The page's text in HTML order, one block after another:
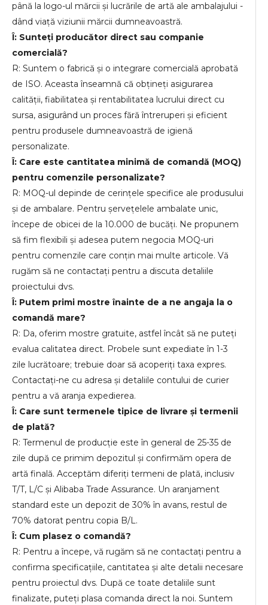
până la logo-ul mărcii și lucrările de artă ale ambalajului -
dând viață viziunii mărcii dumneavoastră.
Î: Sunteți producător direct sau companie
comercială?
R: Suntem o fabrică și o integrare comercială aprobată
de ISO. Aceasta înseamnă că obțineți asigurarea
calității, fiabilitatea și rentabilitatea lucrului direct cu
sursa, asigurând un proces fără întreruperi și eficient
pentru produsele dumneavoastră de igienă
personalizate.
Î: Care este cantitatea minimă de comandă (MOQ)
pentru comenzile personalizate?
R: MOQ-ul depinde de cerințele specifice ale produsului
și de ambalare. Pentru șervețelele ambalate unic,
începe de obicei de la 10.000 de bucăți. Ne propunem
să fim flexibili și adesea putem negocia MOQ-uri
pentru comenzile care conțin mai multe articole. Vă
rugăm să ne contactați pentru a discuta detaliile
proiectului dvs.
Î: Putem primi mostre înainte de a ne angaja la o
comandă mare?
R: Da, oferim mostre gratuite, astfel încât să ne puteți
evalua calitatea direct. Probele sunt expediate în 1-3
zile lucrătoare; trebuie doar să acoperiți taxa expres.
Contactați-ne cu adresa și detaliile contului de curier
pentru a vă aranja expedierea.
Î: Care sunt termenele tipice de livrare și termenii
de plată?
R: Termenul de producție este în general de 25-35 de
zile după ce primim depozitul și confirmăm opera de
artă finală. Acceptăm diferiți termeni de plată, inclusiv
T/T, L/C și Alibaba Trade Assurance. Un aranjament
standard este un depozit de 30% în avans, restul de
70% datorat pentru copia B/L.
Î: Cum plasez o comandă?
R: Pentru a începe, vă rugăm să ne contactați pentru a
confirma specificațiile, cantitatea și alte detalii necesare
pentru proiectul dvs. După ce toate detaliile sunt
finalizate, puteți plasa comanda direct la noi. Suntem